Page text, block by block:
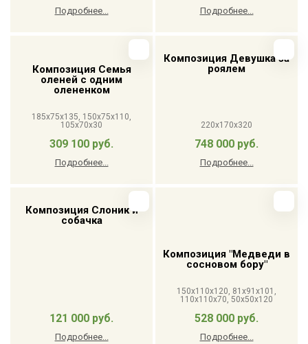
Подробнее... Подробнее...
Композиция Семья
оленей с одним
олененком
185x75x135, 150x75x110,
105x70x30
309 100 руб.
Подробнее...
Композиция Девушка за
роялем
220x170x320
748 000 руб.
Подробнее...
Композиция Слоник и
собачка
121 000 руб.
Подробнее...
Композиция "Медведи в
сосновом бору"
150x110x120, 81x91x101,
110x110x70, 50x50x120
528 000 руб.
Подробнее...